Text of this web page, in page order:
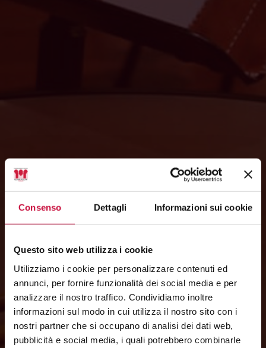
Consenso Dettagli Informazioni sui cookie
Questo sito web utilizza i cookie
Utilizziamo i cookie per personalizzare contenuti ed
annunci, per fornire funzionalità dei social media e per
analizzare il nostro traffico. Condividiamo inoltre
informazioni sul modo in cui utilizza il nostro sito con i
nostri partner che si occupano di analisi dei dati web,
pubblicità e social media, i quali potrebbero combinarle
La Didattica
Studiare al conservatorio